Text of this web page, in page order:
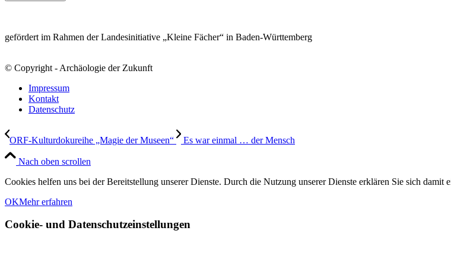
gefördert im Rahmen der Landesinitiative „Kleine Fächer“ in Baden-Württemberg
© Copyright - Archäologie der Zukunft
Impressum
Kontakt
Datenschutz
ORF-Kulturdokureihe „Magie der Museen“ Es war einmal … der Mensch
Nach oben scrollen
Cookies helfen uns bei der Bereitstellung unserer Dienste. Durch die Nutzung unserer Dienste erklären Sie sich damit
OKMehr erfahren
Cookie- und Datenschutzeinstellungen